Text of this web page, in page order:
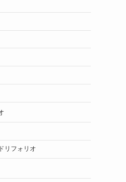
リフォリオ